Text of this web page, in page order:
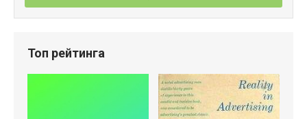
Топ рейтинга